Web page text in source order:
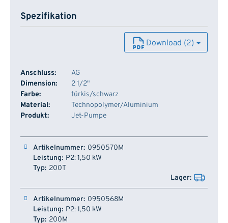
Spezifikation
Download (2)
Anschluss:
AG
Dimension:
2 1/2"
Farbe:
türkis/schwarz
Material:
Technopolymer/Aluminium
Produkt:
Jet-Pumpe
Artikelnummer Leistung
0950570M
P2: 1,50 kW
200T
0950568M
P2: 1,50 kW
200M